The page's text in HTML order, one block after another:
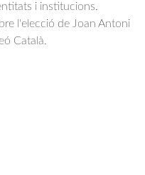
i institucions.
l'elecció de Joan Antoni
Català.